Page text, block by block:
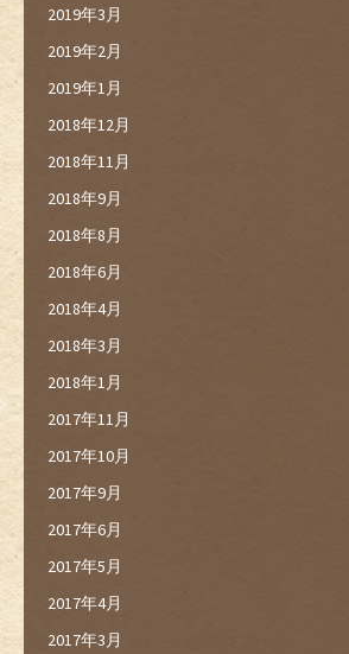
2019年3月
2019年2月
2019年1月
2018年12月
2018年11月
2018年9月
2018年8月
2018年6月
2018年4月
2018年3月
2018年1月
2017年11月
2017年10月
2017年9月
2017年6月
2017年5月
2017年4月
2017年3月